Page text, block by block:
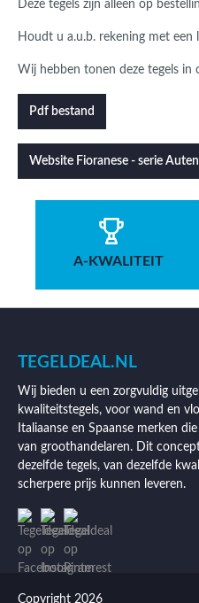
Deze tegels zijn alleen op
Houdt u a.u.b. rekening met
Wij hebben tonen deze tegels in
Pdf bestand
Website Fioranese - serie
A-KWALITEIT
TEGELDEAL.NL
Wij bieden u een zorgvuldig
kwaliteitstegels, voor wand en
Italiaanse en Spaanse merken
van groothandelaren. Dit
dezelfde tegels, van dezelfde
scherpere prijs kunnen leveren.
Copyright 2026